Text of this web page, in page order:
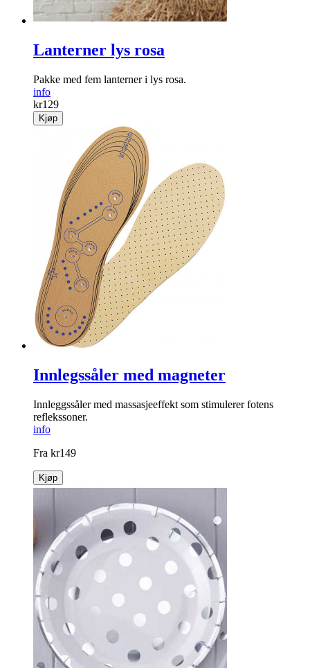
Lanterner lys rosa
Pakke med fem lanterner i lys rosa.
info
kr129
Kjøp
Innlegssåler med magneter
Innleggssåler med massasjeeffekt som stimulerer fotens
reflekssoner.
info
Fra kr149
Kjøp